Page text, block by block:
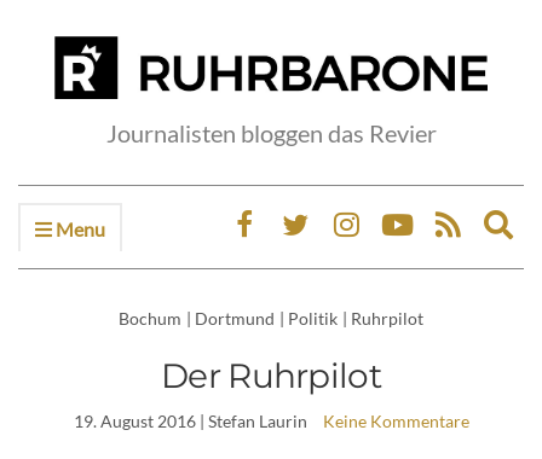
Journalisten bloggen das Revier
Menu
Bochum | Dortmund | Politik | Ruhrpilot
Der Ruhrpilot
19. August 2016| Stefan Laurin Keine Kommentare